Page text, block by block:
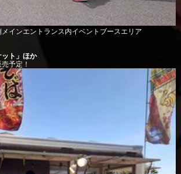
インエントランス内イベントブースエリア
ット」ほか
予定！